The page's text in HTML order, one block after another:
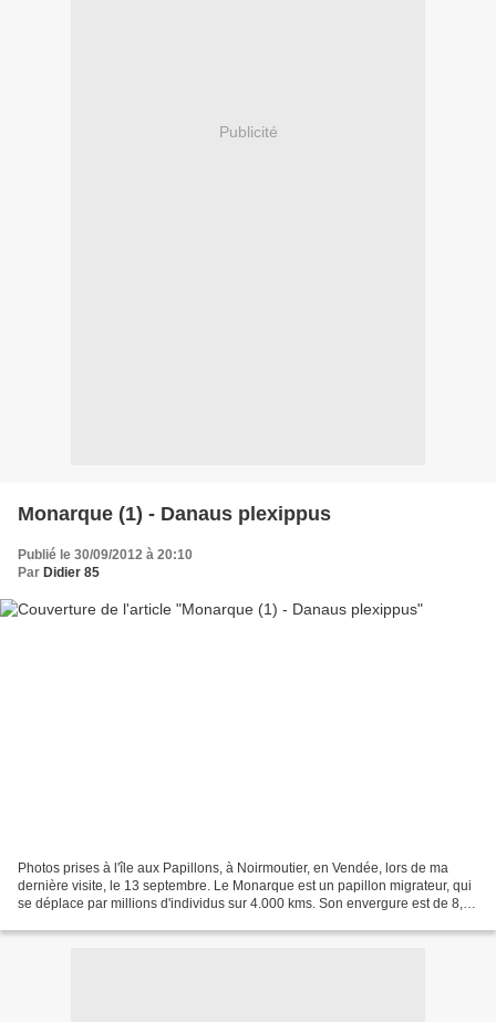
Publicité
Monarque (1) - Danaus plexippus
Publié le 30/09/2012 à 20:10
Par Didier 85
Photos prises à l'île aux Papillons, à Noirmoutier, en Vendée, lors de ma
dernière visite, le 13 septembre. Le Monarque est un papillon migrateur, qui
se déplace par millions d'individus sur 4.000 kms. Son envergure est de 8,6